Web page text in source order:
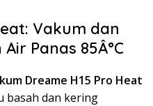
Vakum dan
Panas 85Â°C
Dreame H15 Pro Heat
basah dan kering